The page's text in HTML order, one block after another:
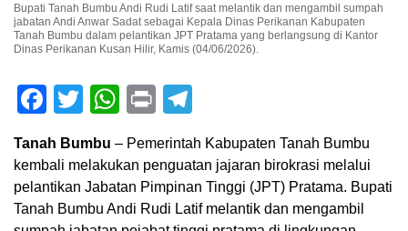
Bupati Tanah Bumbu Andi Rudi Latif saat melantik dan mengambil sumpah
jabatan Andi Anwar Sadat sebagai Kepala Dinas Perikanan Kabupaten
Tanah Bumbu dalam pelantikan JPT Pratama yang berlangsung di Kantor
Dinas Perikanan Kusan Hilir, Kamis (04/06/2026).
Facebook
TwitterWhatsApp
Print
Tanah Bumbu – Pemerintah Kabupaten Tanah Bumbu
kembali melakukan penguatan jajaran birokrasi melalui
pelantikan Jabatan Pimpinan Tinggi (JPT) Pratama. Bupati
Tanah Bumbu Andi Rudi Latif melantik dan mengambil